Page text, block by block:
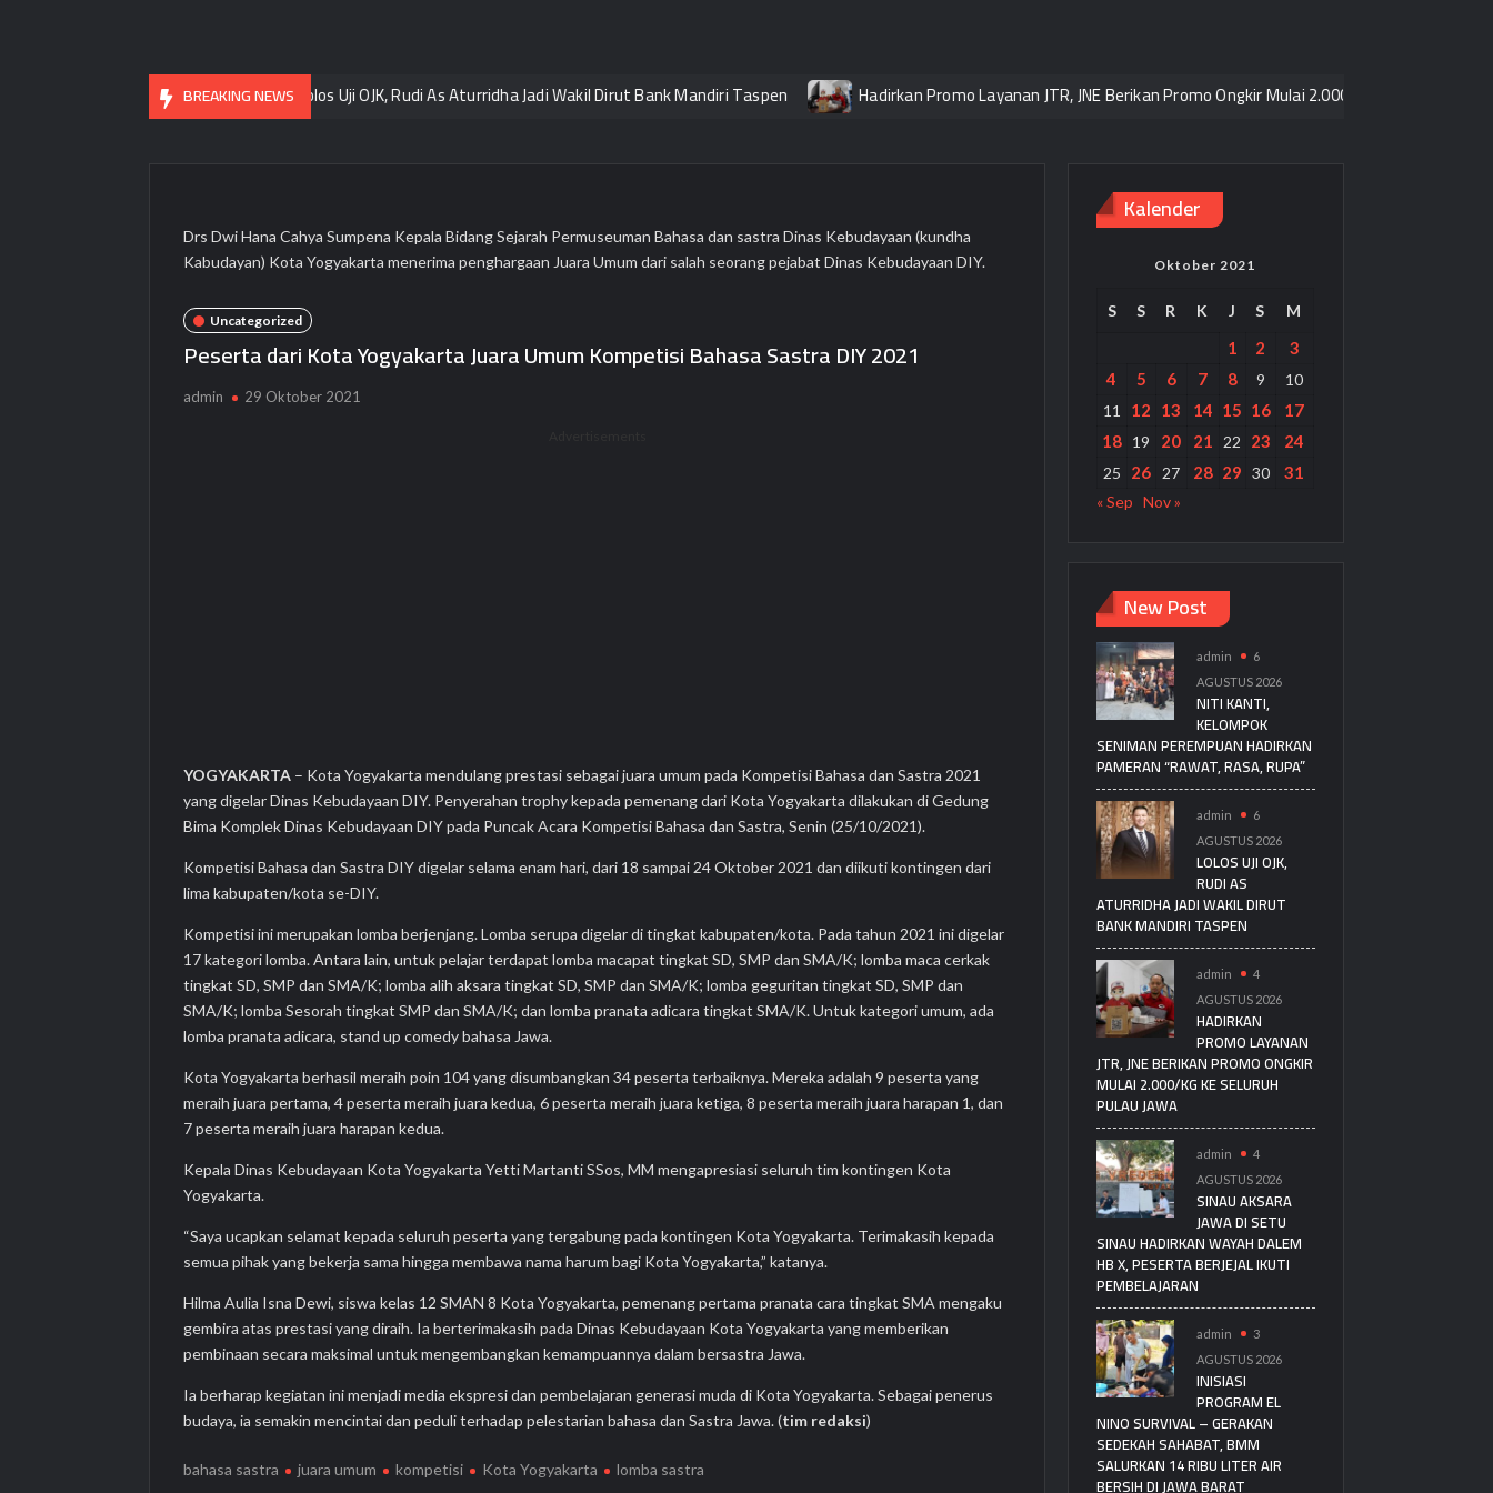
BREAKING NEWS
Rasa, Rupa” Lolos Uji OJK, Rudi As Aturridha Jadi Wakil Dirut Bank Mandiri Taspen Hadirkan Promo Layanan JTR, JNE Berikan Promo Ongkir Mulai 2.000/kg ke seluruh Pulau Jawa
Drs Dwi Hana Cahya Sumpena Kepala Bidang Sejarah Permuseuman Bahasa dan sastra Dinas Kebudayaan (kundha
Kabudayan) Kota Yogyakarta menerima penghargaan Juara Umum dari salah seorang pejabat Dinas Kebudayaan DIY.
Uncategorized
Peserta dari Kota Yogyakarta Juara Umum Kompetisi Bahasa Sastra DIY 2021
admin 29 Oktober 2021
YOGYAKARTA – Kota Yogyakarta mendulang prestasi sebagai juara umum pada Kompetisi Bahasa dan Sastra 2021
yang digelar Dinas Kebudayaan DIY. Penyerahan trophy kepada pemenang dari Kota Yogyakarta dilakukan di Gedung
Bima Komplek Dinas Kebudayaan DIY pada Puncak Acara Kompetisi Bahasa dan Sastra, Senin (25/10/2021).
Kompetisi Bahasa dan Sastra DIY digelar selama enam hari, dari 18 sampai 24 Oktober 2021 dan diikuti kontingen dari
lima kabupaten/kota se-DIY.
Kompetisi ini merupakan lomba berjenjang. Lomba serupa digelar di tingkat kabupaten/kota. Pada tahun 2021 ini digelar
17 kategori lomba. Antara lain, untuk pelajar terdapat lomba macapat tingkat SD, SMP dan SMA/K; lomba maca cerkak
tingkat SD, SMP dan SMA/K; lomba alih aksara tingkat SD, SMP dan SMA/K; lomba geguritan tingkat SD, SMP dan
SMA/K; lomba Sesorah tingkat SMP dan SMA/K; dan lomba pranata adicara tingkat SMA/K. Untuk kategori umum, ada
lomba pranata adicara, stand up comedy bahasa Jawa.
Kota Yogyakarta berhasil meraih poin 104 yang disumbangkan 34 peserta terbaiknya. Mereka adalah 9 peserta yang
meraih juara pertama, 4 peserta meraih juara kedua, 6 peserta meraih juara ketiga, 8 peserta meraih juara harapan 1, dan
7 peserta meraih juara harapan kedua.
Kepala Dinas Kebudayaan Kota Yogyakarta Yetti Martanti SSos, MM mengapresiasi seluruh tim kontingen Kota
Yogyakarta.
“Saya ucapkan selamat kepada seluruh peserta yang tergabung pada kontingen Kota Yogyakarta. Terimakasih kepada
semua pihak yang bekerja sama hingga membawa nama harum bagi Kota Yogyakarta,” katanya.
Hilma Aulia Isna Dewi, siswa kelas 12 SMAN 8 Kota Yogyakarta, pemenang pertama pranata cara tingkat SMA mengaku
gembira atas prestasi yang diraih. Ia berterimakasih pada Dinas Kebudayaan Kota Yogyakarta yang memberikan
pembinaan secara maksimal untuk mengembangkan kemampuannya dalam bersastra Jawa.
Ia berharap kegiatan ini menjadi media ekspresi dan pembelajaran generasi muda di Kota Yogyakarta. Sebagai penerus
budaya, ia semakin mencintai dan peduli terhadap pelestarian bahasa dan Sastra Jawa. (tim redaksi)
bahasa sastra juara umum kompetisi Kota Yogyakarta lomba sastra
Kalender
Oktober 2021
S S R K J S M
1 2
3
4
5 6 7 8 9
10
11
12 13 14 15 16
17
18 19 20 21 22 23 24
25 26 27 28 29 30 31
« Sep Nov »
New Post
admin
6
AGUSTUS 2026
NITI KANTI,
KELOMPOK
SENIMAN PEREMPUAN HADIRKAN
PAMERAN “RAWAT, RASA, RUPA”
admin
6
AGUSTUS 2026
LOLOS UJI OJK,
RUDI AS
ATURRIDHA JADI WAKIL DIRUT
BANK MANDIRI TASPEN
admin
4
AGUSTUS 2026
HADIRKAN
PROMO LAYANAN
JTR, JNE BERIKAN PROMO ONGKIR
MULAI 2.000/KG KE SELURUH
PULAU JAWA
admin
4
AGUSTUS 2026
SINAU AKSARA
JAWA DI SETU
SINAU HADIRKAN WAYAH DALEM
HB X, PESERTA BERJEJAL IKUTI
PEMBELAJARAN
admin
3
AGUSTUS 2026
INISIASI
PROGRAM EL
NINO SURVIVAL – GERAKAN
SEDEKAH SAHABAT, BMM
SALURKAN 14 RIBU LITER AIR
BERSIH DI JAWA BARAT